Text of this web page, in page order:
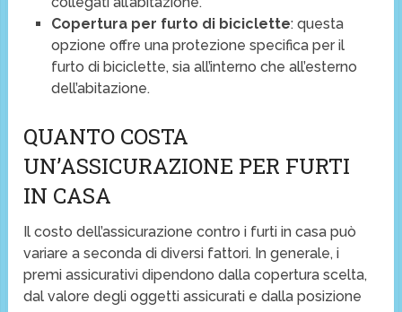
Copertura per furto di biciclette: questa
opzione offre una protezione specifica per il
furto di biciclette, sia all’interno che all’esterno
dell’abitazione.
QUANTO COSTA
UN’ASSICURAZIONE PER FURTI
IN CASA
Il costo dell’assicurazione contro i furti in casa può
variare a seconda di diversi fattori. In generale, i
premi assicurativi dipendono dalla copertura scelta,
dal valore degli oggetti assicurati e dalla posizione